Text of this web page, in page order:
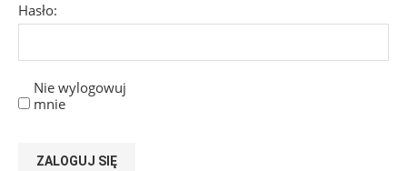
Hasło:
Nie wylogowuj
mnie
ZALOGUJ SIĘ